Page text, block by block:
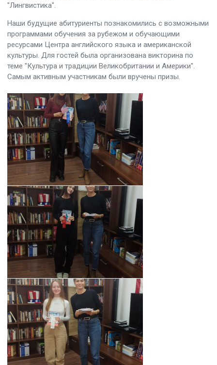
"Лингвистика".
Наши будущие абитуриенты познакомились с возможными
программами обучения за рубежом и обучающими
ресурсами Центра английского языка и американской
культуры. Для гостей была организована викторина по
теме "Культура и традиции Великобритании и Америки".
Самым активным участникам были вручены призы.